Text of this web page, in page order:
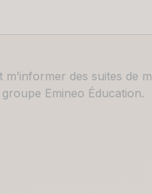
des suites de
Emineo Éducation.